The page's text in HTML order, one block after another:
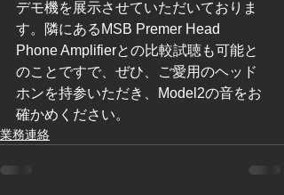
デモ機を展示させていただいておりま
す。隣にあるMSB Premer Head
Phone Amplifierとの比較試聴も可能と
のことですで、ぜひ、ご愛用のヘッド
ホンを持参いただき、Model2の音をお
確かめください。
業務連絡